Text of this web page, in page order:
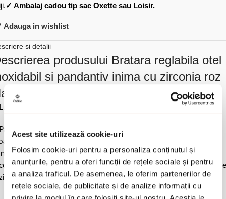
Acest site utilizează cookie-uri
Folosim cookie-uri pentru a personaliza conținutul și
anunțurile, pentru a oferi funcții de rețele sociale și pentru
a analiza traficul. De asemenea, le oferim partenerilor de
rețele sociale, de publicitate și de analize informații cu
✓ Ambalaj cadou tip sac Oxette sau Loisir.
Adauga in wishlist
si detalii
produsului Bratara reglabila otel
si pandantiv inima cu zirconia roz
Hearts:
reglabila. Dimensiune elemente 1 x 0.8 cm.
bijuteria in ambalajul original sau intr-un saculet de catifea
pentru a evita frecarea sau lovirea de alte materiale. Evitati
cu apa si produsele cosmetice. Dupa fiecare purtare este
sa o lustruiti cu o laveta curata pentru a evita depunerea de